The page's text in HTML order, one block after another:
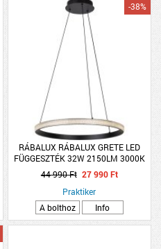
RÁBALUX RÁBALUX GRETE LED
FÜGGESZTÉK 32W 2150LM 3000K
IP20 METAL FEKETE
-38%
44 990 Ft 27 990 Ft
Praktiker
A bolthoz
Info